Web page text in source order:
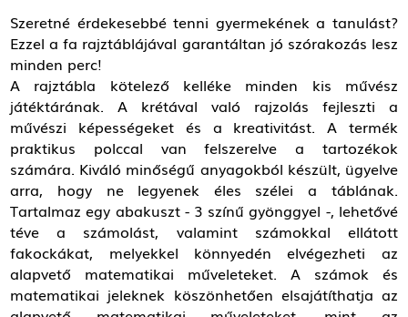
Szeretné érdekesebbé tenni gyermekének a tanulást?
Ezzel a fa rajztáblájával garantáltan jó szórakozás lesz
minden perc!
A rajztábla kötelező kelléke minden kis művész
játéktárának. A krétával való rajzolás fejleszti a
művészi képességeket és a kreativitást. A termék
praktikus polccal van felszerelve a tartozékok
számára. Kiváló minőségű anyagokból készült, ügyelve
arra, hogy ne legyenek éles szélei a táblának.
Tartalmaz egy abakuszt - 3 színű gyönggyel -, lehetővé
téve a számolást, valamint számokkal ellátott
fakockákat, melyekkel könnyedén elvégezheti az
alapvető matematikai műveleteket. A számok és
matematikai jeleknek köszönhetően elsajátíthatja az